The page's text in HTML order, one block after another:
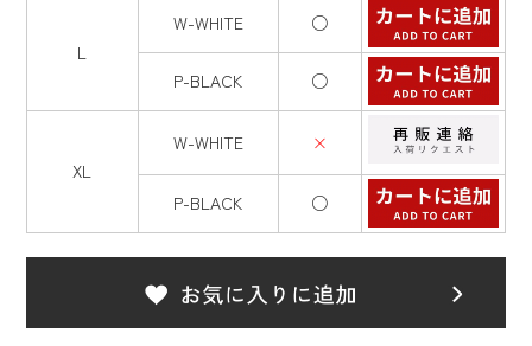
L
W-WHITE ○
P-BLACK ○
XL
W-WHITE ×
P-BLACK ○